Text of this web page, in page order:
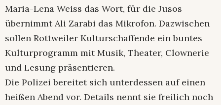
Maria-Lena Weiss das Wort, für die Jusos
übernimmt Ali Zarabi das Mikrofon. Dazwischen
sollen Rottweiler Kulturschaffende ein buntes
Kulturprogramm mit Musik, Theater, Clownerie
und Lesung präsentieren.
Die Polizei bereitet sich unterdessen auf einen
heißen Abend vor. Details nennt sie freilich noch